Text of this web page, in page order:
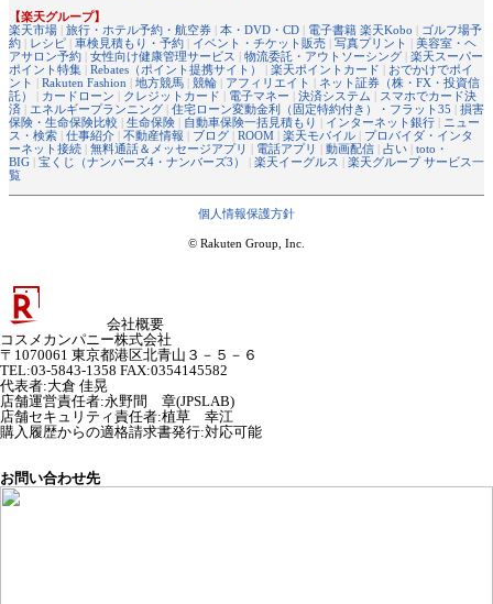
【楽天グループ】
楽天市場 | 旅行・ホテル予約・航空券 | 本・DVD・CD | 電子書籍 楽天Kobo | ゴルフ場予
約 | レシピ | 車検見積もり・予約 | イベント・チケット販売 | 写真プリント | 美容室・ヘ
アサロン予約 | 女性向け健康管理サービス | 物流委託・アウトソーシング | 楽天スーパー
ポイント特集 | Rebates（ポイント提携サイト） | 楽天ポイントカード | おでかけでポイ
ント | Rakuten Fashion | 地方競馬 | 競輪 | アフィリエイト | ネット証券（株・FX・投資信
託）
| カードローン | クレジットカード | 電子マネー | 決済システム | スマホでカード決
済 | エネルギープランニング | 住宅ローン変動金利（固定特約付き）・フラット35 | 損害
保険・生命保険比較 | 生命保険 | 自動車保険一括見積もり | インターネット銀行 | ニュー
ス・検索 | 仕事紹介 | 不動産情報 | ブログ | ROOM | 楽天モバイル | プロバイダ・インタ
ーネット接続 | 無料通話＆メッセージアプリ | 電話アプリ | 動画配信 | 占い | toto・
BIG | 宝くじ（ナンバーズ4・ナンバーズ3） | 楽天イーグルス | 楽天グループ サービス一
覧
個人情報保護方針
© Rakuten Group, Inc.
会社概要
コスメカンパニー株式会社
〒1070061 東京都港区北青山３－５－６
TEL:03-5843-1358 FAX:0354145582
代表者:大倉 佳晃
店舗運営責任者:永野間 章(JPSLAB)
店舗セキュリティ責任者:植草 幸江
購入履歴からの適格請求書発行:対応可能
お問い合わせ先